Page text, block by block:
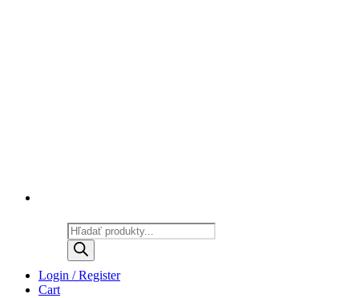
Products
search
Login / Register
Cart